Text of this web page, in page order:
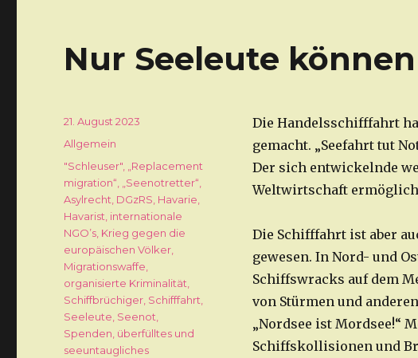
Nur Seeleute
Die Handelsschifffahrt
gemacht. „Seefahrt tut
Der sich entwickelnde
Weltwirtschaft
Die Schifffahrt ist aber
gewesen. In Nord- und
Schiffswracks auf dem
von Stürmen und
„Nordsee ist Mordsee!“
Schiffskollisionen und
Veröffentlicht
am
21. August 2023
Kategorien
Allgemein
Schlagwörter
"Schleuser"
„Replacement
migration“
„Seenotretter“
Asylrecht DGzRS Havarie
Havarist internationale
NGO’s Krieg gegen die
europäischen Völker
Migrationswaffe
organisierte Kriminalität
Schiffbrüchiger Schifffahrt
Seeleute Seenot
Spenden überfülltes und
seeuntaugliches